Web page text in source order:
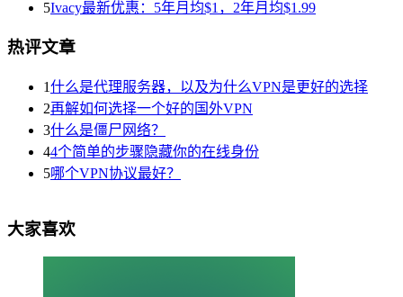
5Ivacy最新优惠：5年月均$1，2年月均$1.99
热评文章
1什么是代理服务器，以及为什么VPN是更好的选择
2再解如何选择一个好的国外VPN
3什么是僵尸网络？
44个简单的步骤隐藏你的在线身份
5哪个VPN协议最好？
大家喜欢